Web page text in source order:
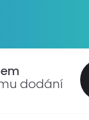
dodání